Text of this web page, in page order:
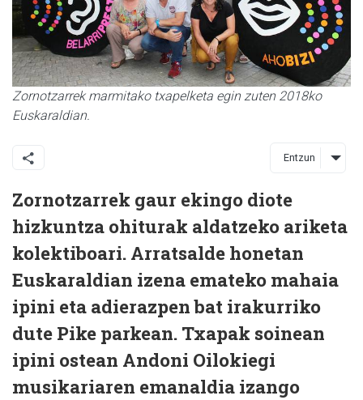
Zornotzarrek marmitako txapelketa egin zuten 2018ko
Euskaraldian.
Entzun
Zornotzarrek gaur ekingo diote
hizkuntza ohiturak aldatzeko ariketa
kolektiboari. Arratsalde honetan
Euskaraldian izena emateko mahaia
ipini eta adierazpen bat irakurriko
dute Pike parkean. Txapak soinean
ipini ostean Andoni Oilokiegi
musikariaren emanaldia izango